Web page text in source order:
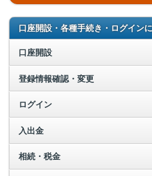
口座開設・各種手続き・ログイン
口座開設
登録情報確認・変更
ログイン
入出金
相続・税金